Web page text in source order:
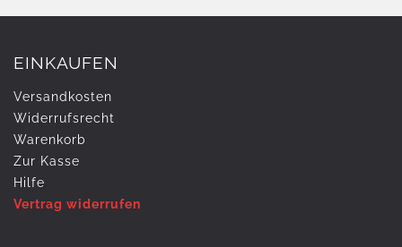
EINKAUFEN
Versandkosten
Widerrufs­recht
Warenkorb
Zur Kasse
Hilfe
Vertrag widerrufen